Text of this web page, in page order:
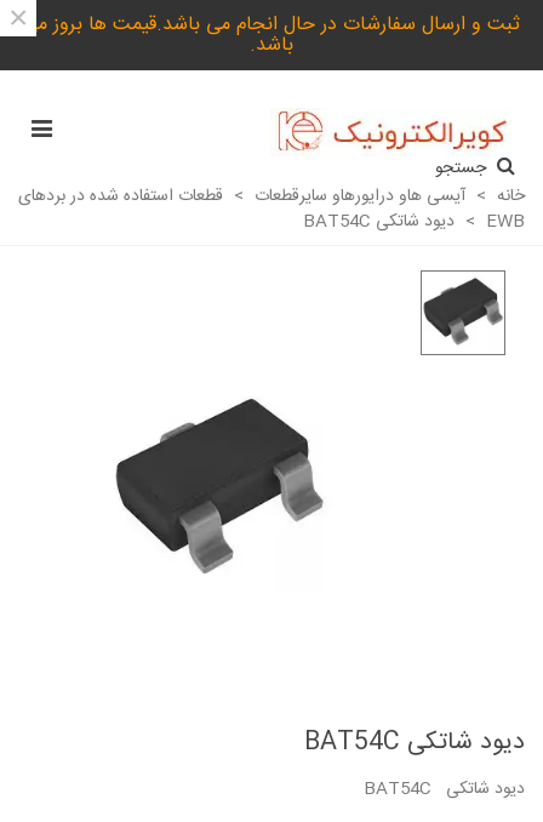
ثبت و ارسال سفارشات در حال انجام می باشد.قیمت ها بروز می
باشد.
×
جستجو
خانه > آیسی هاو درایورهاو سایرقطعات > قطعات استفاده شده در بردهای
EWB
> دیود شاتکی BAT54C
دیود شاتکی BAT54C
دیود شاتکی BAT54C